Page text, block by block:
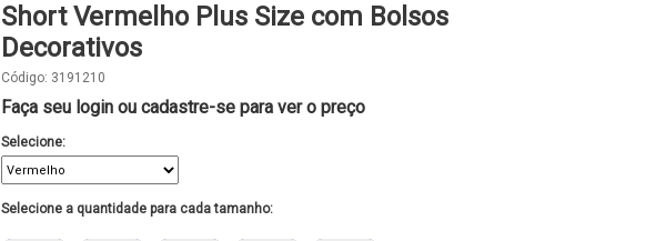
Short Vermelho Plus Size com Bolsos
Decorativos
Código: 3191210
Faça seu login ou cadastre-se para ver o preço
Selecione:
Selecione a quantidade para cada tamanho: